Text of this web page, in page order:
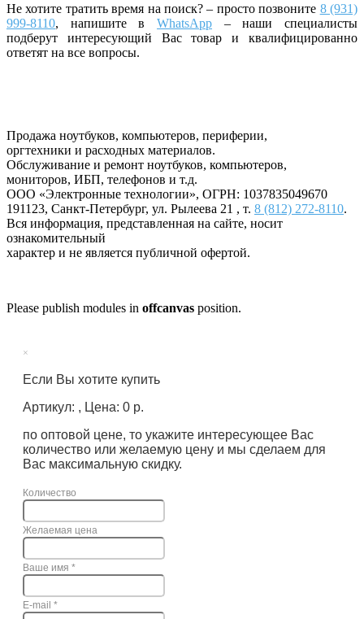
Не хотите тратить время на поиск? – просто позвоните 8 (931)
999-8110, напишитевWhatsApp – наши специалисты
подберут интересующий Вас товар и квалифицированно
ответят на все вопросы.
Продажа ноутбуков, компьютеров, периферии,
оргтехники и расходных материалов.
Обслуживание и ремонт ноутбуков, компьютеров,
мониторов, ИБП, телефонов и т.д.
ООО «Электронные технологии», ОГРН: 1037835049670
191123, Санкт-Петербург, ул. Рылеева 21 , т. 8 (812) 272-8110.
Вся информация, представленная на сайте, носит
ознакомительный
характер и не является публичной офертой.
Please publish modules in offcanvas position.
×
Если Вы хотите купить
Артикул: , Цена: 0 р.
по оптовой цене, то укажите интересующее Вас
количество или желаемую цену и мы сделаем для
Вас максимальную скидку.
Количество
Желаемая цена
Ваше имя *
E-mail *